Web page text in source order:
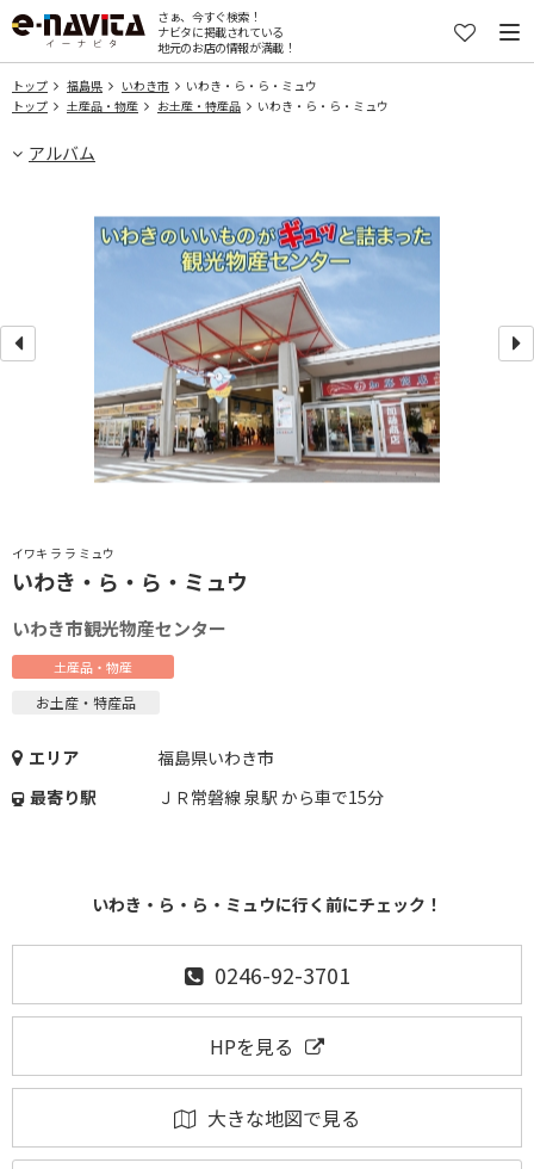
さぁ、今すぐ検索！
ナビタに掲載されている
地元のお店の情報が満載！
トップ 福島県 いわき市
いわき・ら・ら・ミュウ
トップ
土産品・物産 お土産・特産品 いわき・ら・ら・ミュウ
アルバム
イワキ ラ ラ ミュウ
いわき・ら・ら・ミュウ
いわき市観光物産センター
土産品・物産
お土産・特産品
エリア
福島県いわき市
最寄り駅
ＪＲ常磐線 泉駅 から車で15分
いわき・ら・ら・ミュウに行く前にチェック！
0246-92-3701
HPを見る
大きな地図で見る